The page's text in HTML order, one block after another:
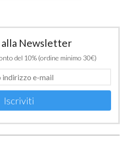
Newsletter
del 10% (ordine minimo 30€)
Iscriviti